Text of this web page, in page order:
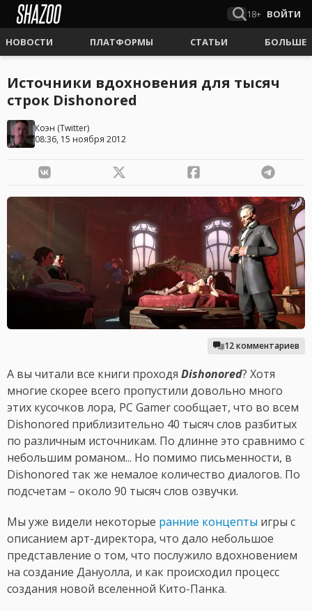
18+ ВОЙТИ
НОВОСТИ ПЛАТФОРМЫ СТАТЬИ БОЛЬШЕ
Источники вдохновения для тысяч
строк Dishonored
Коэн (Twitter)
08:36, 15 ноября 2012
12 комментариев
А вы читали все книги проходя Dishonored? Хотя
многие скорее всего пропустили довольно много
этих кусочков лора, PC Gamer сообщает, что во всем
Dishonored приблизительно 40 тысяч слов разбитых
по различным источникам. По длинне это сравнимо с
небольшим романом... Но помимо письменности, в
Dishonored так же немалое количество диалогов. По
подсчетам – около 90 тысяч слов озвучки.
Мы уже видели некоторые ранние концепты игры с
описанием арт-директора, что дало небольшое
представление о том, что послужило вдохновением
на создание Дануолла, и как происходил процесс
создания новой вселенной Кито-Панка.